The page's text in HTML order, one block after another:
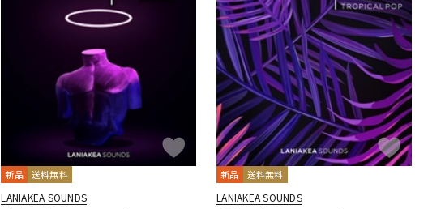
新品 送料無料
LANIAKEA SOUNDS
新品 送料無料
LANIAKEA SOUNDS